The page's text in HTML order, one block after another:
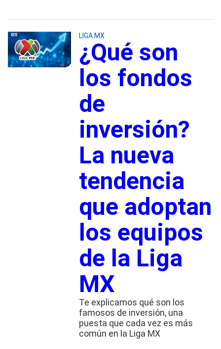
LIGA MX
¿Qué son
los fondos
de
inversión?
La nueva
tendencia
que adoptan
los equipos
de la Liga
MX
Te explicamos qué son los
famosos de inversión, una
puesta que cada vez es más
común en la Liga MX